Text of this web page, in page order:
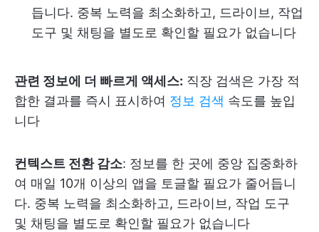
듭니다. 중복 노력을 최소화하고, 드라이브, 작업
도구 및 채팅을 별도로 확인할 필요가 없습니다
관련 정보에 더 빠르게 액세스: 직장 검색은 가장 적
합한 결과를 즉시 표시하여 정보 검색 속도를 높입
니다
컨텍스트 전환 감소: 정보를 한 곳에 중앙 집중화하
여 매일 10개 이상의 앱을 토글할 필요가 줄어듭니
다. 중복 노력을 최소화하고, 드라이브, 작업 도구
및 채팅을 별도로 확인할 필요가 없습니다